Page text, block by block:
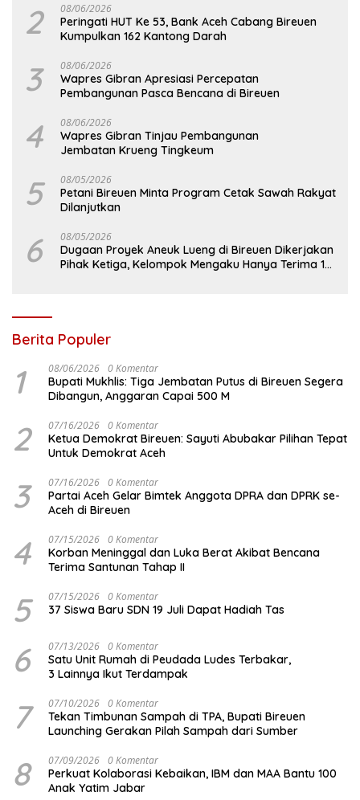
2 08/06/2026
Peringati HUT Ke 53, Bank Aceh Cabang Bireuen
Kumpulkan 162 Kantong Darah
3 08/06/2026
Wapres Gibran Apresiasi Percepatan
Pembangunan Pasca Bencana di Bireuen
4 08/06/2026
Wapres Gibran Tinjau Pembangunan
Jembatan Krueng Tingkeum
5 08/05/2026
Petani Bireuen Minta Program Cetak Sawah Rakyat
Dilanjutkan
6 08/05/2026
Dugaan Proyek Aneuk Lueng di Bireuen Dikerjakan
Pihak Ketiga, Kelompok Mengaku Hanya Terima 10
Berita Populer
1 08/06/2026 0 Komentar
Bupati Mukhlis: Tiga Jembatan Putus di Bireuen Segera
Dibangun, Anggaran Capai 500 M
2 07/16/2026 0 Komentar
Ketua Demokrat Bireuen: Sayuti Abubakar Pilihan Tepat
Untuk Demokrat Aceh
3 07/16/2026 0 Komentar
Partai Aceh Gelar Bimtek Anggota DPRA dan DPRK se-
Aceh di Bireuen
4 07/15/2026 0 Komentar
Korban Meninggal dan Luka Berat Akibat Bencana
Terima Santunan Tahap II
5 07/15/2026 0 Komentar
37 Siswa Baru SDN 19 Juli Dapat Hadiah Tas
6 07/13/2026 0 Komentar
Satu Unit Rumah di Peudada Ludes Terbakar,
3 Lainnya Ikut Terdampak
7 07/10/2026 0 Komentar
Tekan Timbunan Sampah di TPA, Bupati Bireuen
Launching Gerakan Pilah Sampah dari Sumber
8 07/09/2026 0 Komentar
Perkuat Kolaborasi Kebaikan, IBM dan MAA Bantu 100
Anak Yatim Jabar